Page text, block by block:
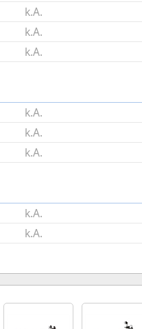
k.A.
k.A.
k.A.
k.A.
k.A.
k.A.
k.A.
k.A.